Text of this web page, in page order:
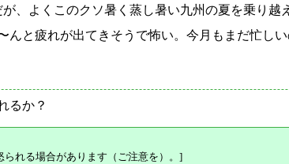
、よくこのクソ暑く蒸し暑い九州の夏を乗り
と疲れが出てきそうで怖い。今月もまだ忙しい
るか？
れる場合があります（ご注意を）。]